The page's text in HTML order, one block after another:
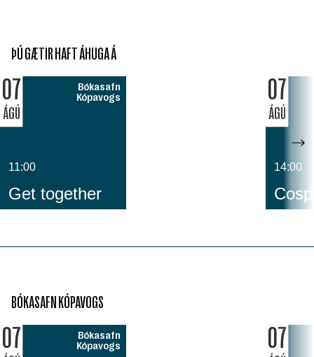
ÞÚ GÆTIR HAFT ÁHUGA Á
07
ÁGÚ
Bókasafn
Kópavogs
11:00
Get together
07
ÁGÚ
14:00
BÓKASAFN KÓPAVOGS
07
Bókasafn
Kópavogs
07